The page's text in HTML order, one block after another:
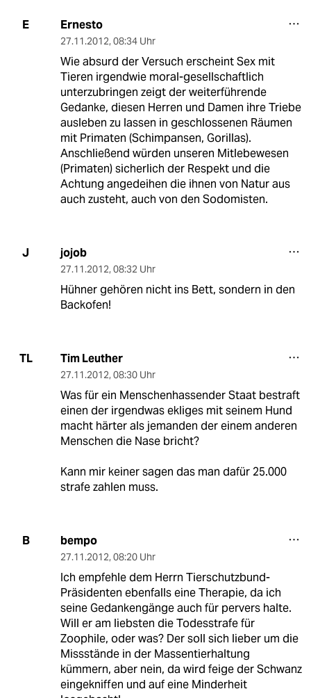
E Ernesto
27.11.2012, 08:34 Uhr
Wie absurd der Versuch erscheint Sex mit
Tieren irgendwie moral-gesellschaftlich
unterzubringen zeigt der weiterführende
Gedanke, diesen Herren und Damen ihre Triebe
ausleben zu lassen in geschlossenen Räumen
mit Primaten (Schimpansen, Gorillas).
Anschließend würden unseren Mitlebewesen
(Primaten) sicherlich der Respekt und die
Achtung angedeihen die ihnen von Natur aus
auch zusteht, auch von den Sodomisten.
J jojob
27.11.2012, 08:32 Uhr
Hühner gehören nicht ins Bett, sondern in den
Backofen!
TL Tim Leuther
27.11.2012, 08:30 Uhr
Was für ein Menschenhassender Staat bestraft
einen der irgendwas ekliges mit seinem Hund
macht härter als jemanden der einem anderen
Menschen die Nase bricht?
Kann mir keiner sagen das man dafür 25.000
strafe zahlen muss.
B bempo
27.11.2012, 08:20 Uhr
Ich empfehle dem Herrn Tierschutzbund-
Präsidenten ebenfalls eine Therapie, da ich
seine Gedankengänge auch für pervers halte.
Will er am liebsten die Todesstrafe für
Zoophile, oder was? Der soll sich lieber um die
Missstände in der Massentierhaltung
kümmern, aber nein, da wird feige der Schwanz
eingekniffen und auf eine Minderheit